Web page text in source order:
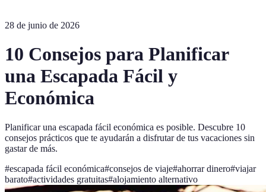
28 de junio de 2026
10 Consejos para Planificar
una Escapada Fácil y
Económica
Planificar una escapada fácil económica es posible. Descubre 10
consejos prácticos que te ayudarán a disfrutar de tus vacaciones sin
gastar de más.
#escapada fácil económica#consejos de viaje#ahorrar dinero#viajar
barato#actividades gratuitas#alojamiento alternativo